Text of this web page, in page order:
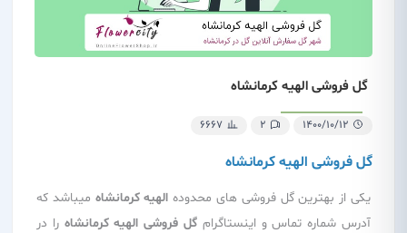
گل فروشی الهیه کرمانشاه
1400/10/12
2
6667
گل فروشی الهیه کرمانشاه
یکی از بهترین گل فروشی های محدوده الهیه کرمانشاه میباشد که
آدرس شماره تماس و اینستاگرام گل فروشی الهیه کرمانشاه را در